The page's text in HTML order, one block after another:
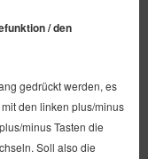
/ den
gedrückt werden, es
den linken plus/minus
minus Tasten die
Soll also die